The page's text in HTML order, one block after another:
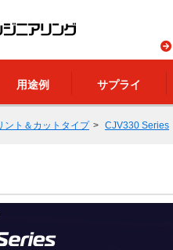
用途例 サプライ
ント＆カットタイプ CJV330 Series